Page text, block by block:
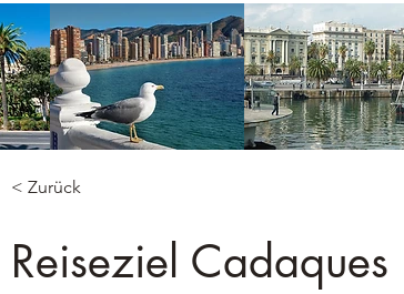
< Zurück
Reiseziel Cadaques